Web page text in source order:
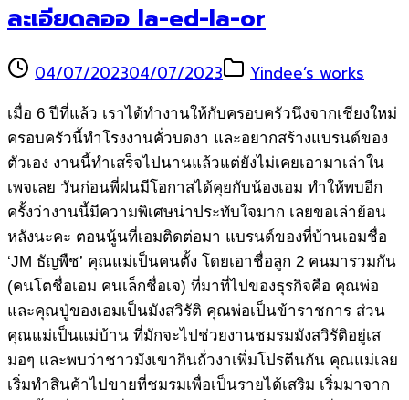
ละเอียดลออ la-ed-la-or
04/07/202304/07/2023 Yindee’s works
เมื่อ 6 ปีที่แล้ว เราได้ทำงานให้กับครอบครัวนึงจากเชียงใหม่
ครอบครัวนี้ทำโรงงานคั่วบดงา และอยากสร้างแบรนด์ของ
ตัวเอง งานนี้ทำเสร็จไปนานแล้วแต่ยังไม่เคยเอามาเล่าใน
เพจเลย วันก่อนพี่ฝนมีโอกาสได้คุยกับน้องเอม ทำให้พบอีก
ครั้งว่างานนี้มีความพิเศษน่าประทับใจมาก เลยขอเล่าย้อน
หลังนะคะ ตอนนู้นที่เอมติดต่อมา แบรนด์ของที่บ้านเอมชื่อ
‘JM ธัญพืช’ คุณแม่เป็นคนตั้ง โดยเอาชื่อลูก 2 คนมารวมกัน
(คนโตชื่อเอม คนเล็กชื่อเจ) ที่มาที่ไปของธุรกิจคือ คุณพ่อ
และคุณปู่ของเอมเป็นมังสวิรัติ คุณพ่อเป็นข้าราชการ ส่วน
คุณแม่เป็นแม่บ้าน ที่มักจะไปช่วยงานชมรมมังสวิรัติอยู่เส
มอๆ และพบว่าชาวมังเขากินถั่วงาเพิ่มโปรตีนกัน คุณแม่เลย
เริ่มทำสินค้าไปขายที่ชมรมเพื่อเป็นรายได้เสริม เริ่มมาจาก